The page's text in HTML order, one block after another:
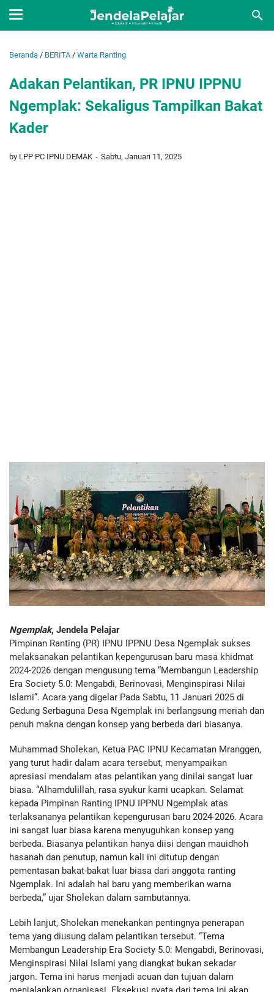
Beranda / BERITA / Warta Ranting
Adakan Pelantikan, PR IPNU IPPNU
Ngemplak: Sekaligus Tampilkan Bakat
Kader
by LPP PC IPNU DEMAK Sabtu, Januari 11, 2025
Ngemplak, Jendela Pelajar
Pimpinan Ranting (PR) IPNU IPPNU Desa Ngemplak sukses
melaksanakan pelantikan kepengurusan baru masa khidmat
2024-2026 dengan mengusung tema “Membangun Leadership
Era Society 5.0: Mengabdi, Berinovasi, Menginspirasi Nilai
Islami”. Acara yang digelar Pada Sabtu, 11 Januari 2025 di
Gedung Serbaguna Desa Ngemplak ini berlangsung meriah dan
penuh makna dengan konsep yang berbeda dari biasanya.
Muhammad Sholekan, Ketua PAC IPNU Kecamatan Mranggen,
yang turut hadir dalam acara tersebut, menyampaikan
apresiasi mendalam atas pelantikan yang dinilai sangat luar
biasa. “Alhamdulillah, rasa syukur kami ucapkan. Selamat
kepada Pimpinan Ranting IPNU IPPNU Ngemplak atas
terlaksananya pelantikan kepengurusan baru 2024-2026. Acara
ini sangat luar biasa karena menyuguhkan konsep yang
berbeda. Biasanya pelantikan hanya diisi dengan mauidhoh
hasanah dan penutup, namun kali ini ditutup dengan
pementasan bakat-bakat luar biasa dari anggota ranting
Ngemplak. Ini adalah hal baru yang memberikan warna
berbeda,” ujar Sholekan dalam sambutannya.
Lebih lanjut, Sholekan menekankan pentingnya penerapan
tema yang diusung dalam pelantikan tersebut. “Tema
Membangun Leadership Era Society 5.0: Mengabdi, Berinovasi,
Menginspirasi Nilai Islami yang diangkat bukan sekadar
jargon. Tema ini harus menjadi acuan dan tujuan dalam